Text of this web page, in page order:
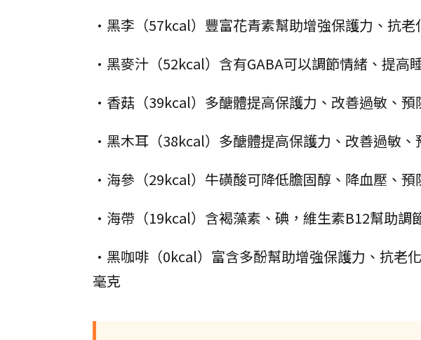
•黑李（57kcal）豐富花青素幫助增強保護力、抗老
•黑麥汁（52kcal）含有GABA可以調節情緒、提高
•香菇（39kcal）多醣體提高保護力、改善過敏、預
•黑木耳（38kcal）多醣體提高保護力、改善過敏、
•海參（29kcal）牛磺酸可降低膽固醇、降血壓、預
•海帶（19kcal）含褐藻素、碘，維生素B12幫助調
•黑咖啡（0kcal）富含多酚幫助增強保護力、抗老
毫克